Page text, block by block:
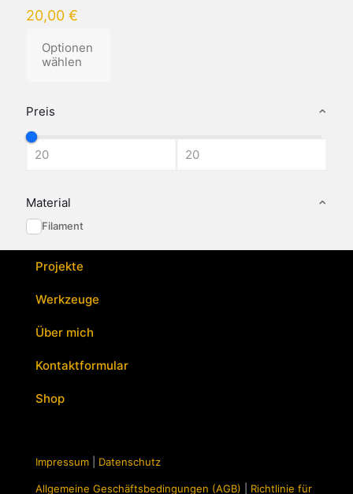
Preis
Material
Filament
20,00 €
Optionen
wählen
Projekte
Werkzeuge
Über mich
Kontaktformular
Shop
Impressum Datenschutz
Allgemeine Geschäftsbedingungen (AGB) Richtlinie für